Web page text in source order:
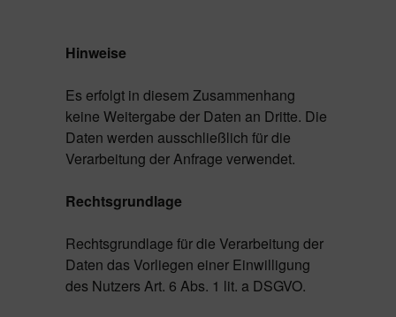
Hinweise
Es erfolgt in diesem Zusammenhang
keine Weitergabe der Daten an Dritte. Die
Daten werden ausschließlich für die
Verarbeitung der Anfrage verwendet.
Rechtsgrundlage
Rechtsgrundlage für die Verarbeitung der
Daten das Vorliegen einer Einwilligung
des Nutzers Art. 6 Abs. 1 lit. a DSGVO.